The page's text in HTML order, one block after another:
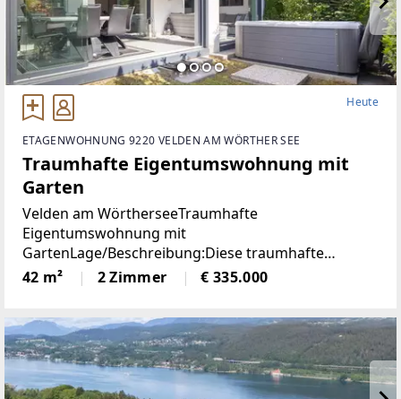
Heute
ETAGENWOHNUNG 9220 VELDEN AM WÖRTHER SEE
Traumhafte Eigentumswohnung mit
Garten
Velden am WörtherseeTraumhafte
Eigentumswohnung mit
GartenLage/Beschreibung:Diese traumhafte
Gartenwohnung liegt nur 800 Meter vom Zentrum
Veldens entfernt und bietet eine perfekte
Dank der westlichen
42 m² 2 Zimmer € 335.000